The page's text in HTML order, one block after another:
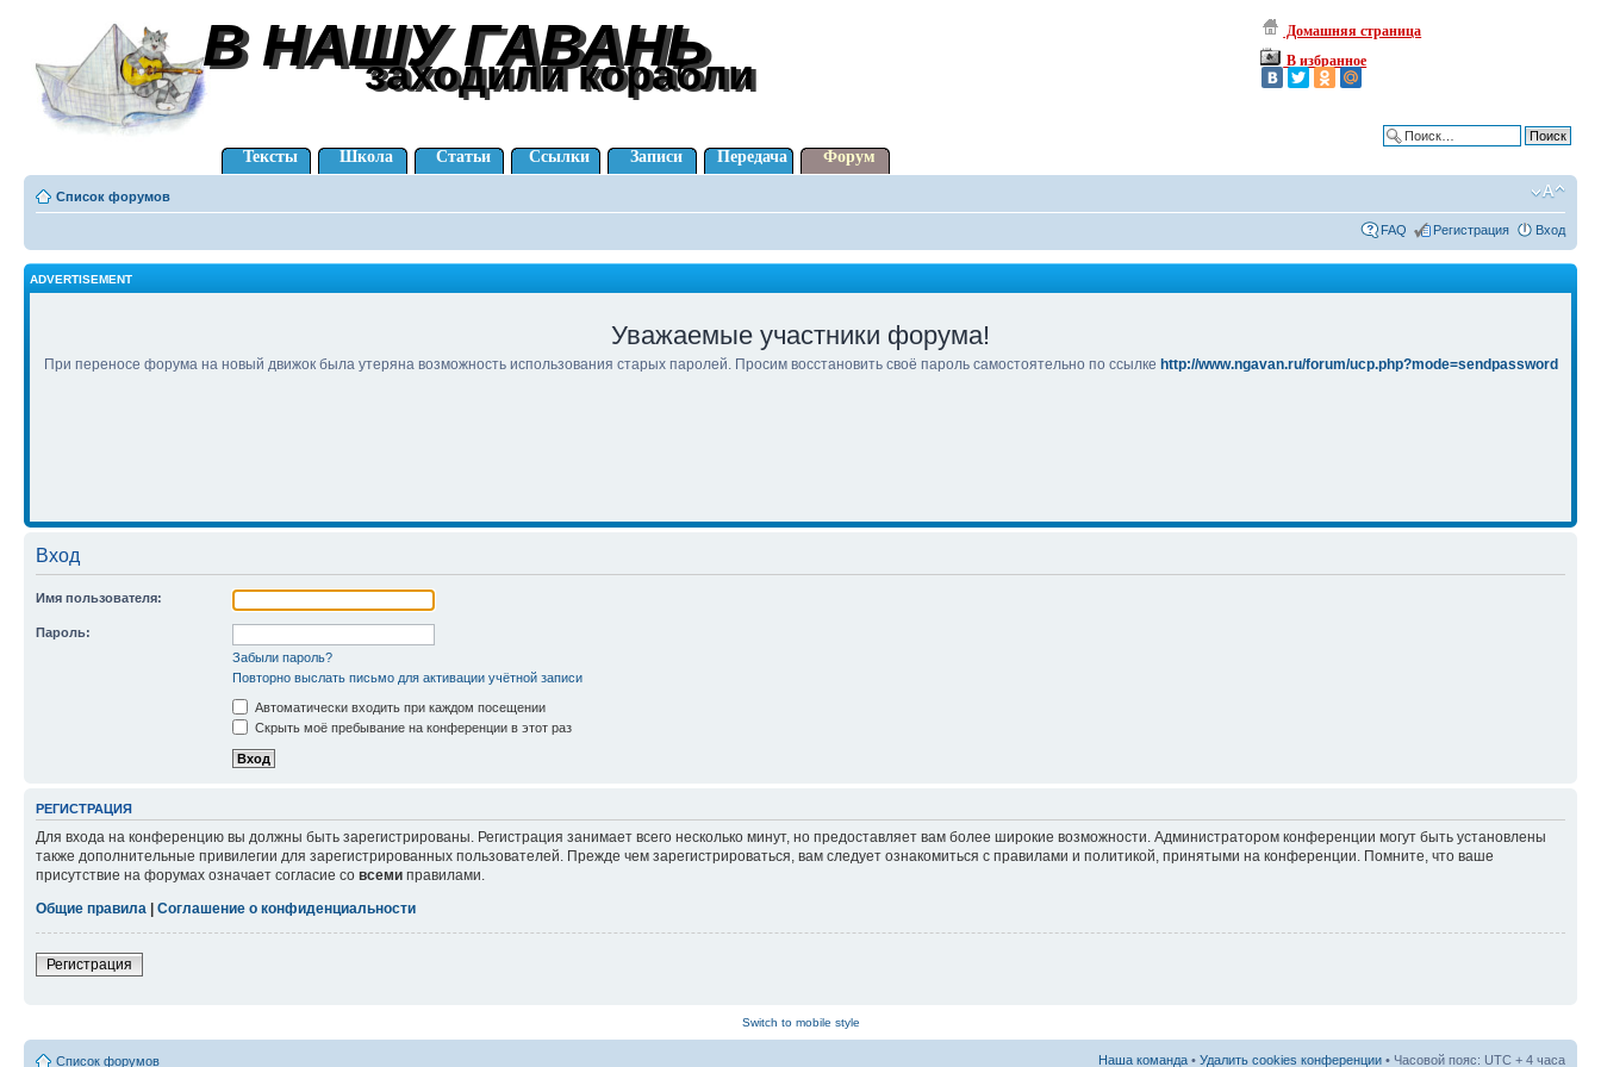
В НАШУ ГАВАНЬ
В НАШУ ГАВАНЬ
заходили корабли
заходили корабли
Домашняя страница
В избранное
Тексты Школа Статьи Ссылки Записи Передача Форум
Список форумов
FAQ Регистрация Вход
ADVERTISEMENT
Уважаемые участники форума!
При переносе форума на новый движок была утеряна возможность использования старых паролей. Просим восстановить своё пароль самостоятельно по ссылке http://www.ngavan.ru/forum/ucp.php?mode=sendpassword
Вход
Имя пользователя:
Пароль:
Забыли пароль?
Повторно выслать письмо для активации учётной записи
Автоматически входить при каждом посещении
Скрыть моё пребывание на конференции в этот раз
РЕГИСТРАЦИЯ
Для входа на конференцию вы должны быть зарегистрированы. Регистрация занимает всего несколько минут, но предоставляет вам более широкие возможности. Администратором конференции могут быть установлены
также дополнительные привилегии для зарегистрированных пользователей. Прежде чем зарегистрироваться, вам следует ознакомиться с правилами и политикой, принятыми на конференции. Помните, что ваше
присутствие на форумах означает согласие со всеми правилами.
Общие правила | Соглашение о конфиденциальности
Регистрация
Switch to mobile style
Список форумов Наша команда • Удалить cookies конференции • Часовой пояс: UTC + 4 часа